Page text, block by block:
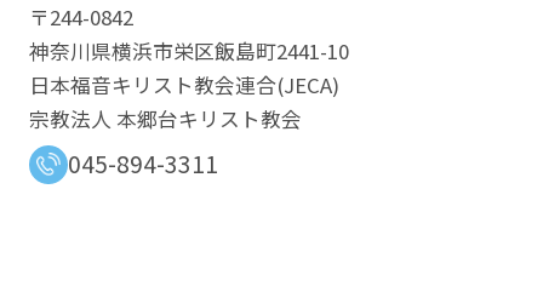
〒244-0842
神奈川県横浜市栄区飯島町2441-10
日本福音キリスト教会連合​(JECA)
宗教法人 本郷台キリスト教会
045-894-3311